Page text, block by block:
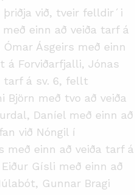
við, tveir felldir´i
einn að veiða tarf á
Ásgeirs með einn
á Forviðarfjalli, Jónas
tarf á sv. 6, fellt
Björn með tvo að veiða
Daníel með einn að
við Nóngil í
með einn að veiða tarf á
Gísli með einn að
Gunnar Bragi